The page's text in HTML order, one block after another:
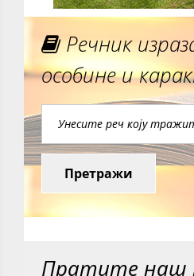
Речник
особине и
Претражи
Пратите наш